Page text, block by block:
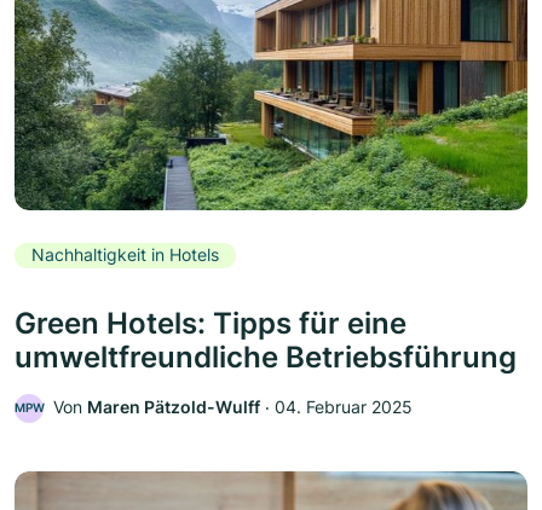
Nachhaltigkeit in Hotels
Green Hotels: Tipps für eine
umweltfreundliche Betriebsführung
MPW Von Maren Pätzold-Wulff ‧ 04. Februar 2025